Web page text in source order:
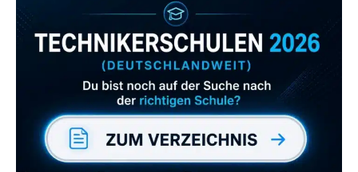
Zum Verzeichnis
Abonniere uns auch
gerne
wenn dir unsere Videos gefallen!
ZUM YOUTUBE KANAL